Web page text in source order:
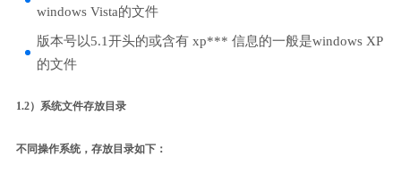
windows Vista的文件
版本号以5.1开头的或含有 xp*** 信息的一般是windows XP
的文件
1.2）系统文件存放目录
不同操作系统，存放目录如下：